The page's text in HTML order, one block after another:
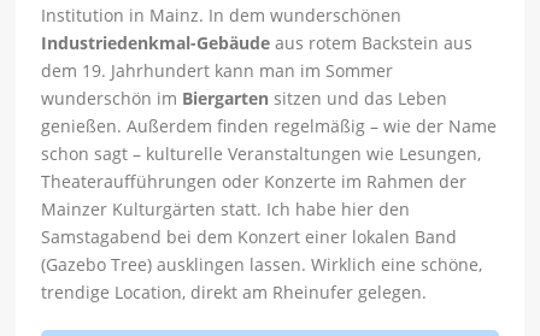
Institution in Mainz. In dem wunderschönen
Industriedenkmal-Gebäude aus rotem Backstein aus
dem 19. Jahrhundert kann man im Sommer
wunderschön im Biergarten sitzen und das Leben
genießen. Außerdem finden regelmäßig – wie der Name
schon sagt – kulturelle Veranstaltungen wie Lesungen,
Theateraufführungen oder Konzerte im Rahmen der
Mainzer Kulturgärten statt. Ich habe hier den
Samstagabend bei dem Konzert einer lokalen Band
(Gazebo Tree) ausklingen lassen. Wirklich eine schöne,
trendige Location, direkt am Rheinufer gelegen.